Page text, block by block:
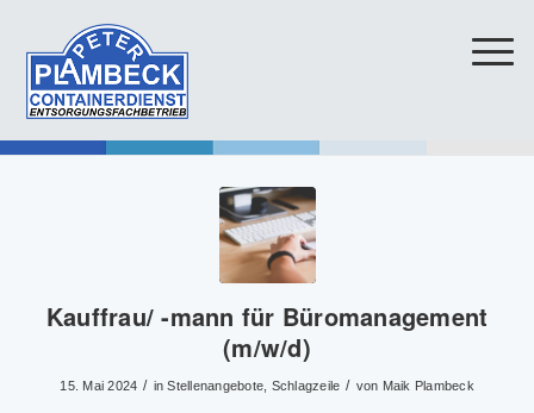
Kauffrau/ -mann für Büromanagement
(m/w/d)
15. Mai 2024 / inStellenangebote Schlagzeile / von Maik Plambeck